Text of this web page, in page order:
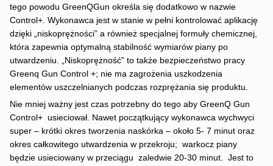
tego powodu GreenQGun określa się dodatkowo w nazwie
Control+. Wykonawca jest w stanie w pełni kontrolować aplikację
dzięki „niskoprężności” a również specjalnej formuły chemicznej,
która zapewnia optymalną stabilność wymiarów piany po
utwardzeniu. „Niskoprężność” to także bezpieczeństwo pracy
Greenq Gun Control +; nie ma zagrożenia uszkodzenia
elementów uszczelnianych podczas rozprężania się produktu.
Nie mniej ważny jest czas potrzebny do tego aby GreenQ Gun
Control+ usieciował. Nawet początkujący wykonawca wychwyci
super – krótki okres tworzenia naskórka – około 5- 7 minut oraz
okres całkowitego utwardzenia w przekroju; warkocz piany
będzie usieciowany w przeciągu zaledwie 20-30 minut. Jest to